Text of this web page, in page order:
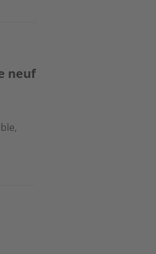
neuf